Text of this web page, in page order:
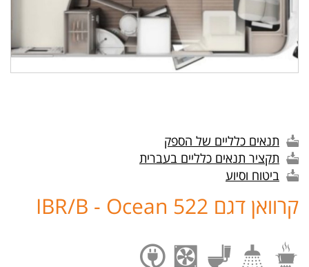
תנאים כלליים של הספק
תקציר תנאים כלליים בעברית
ביטוח וסיוע
קרוואן דגם IBR/B - Ocean 522